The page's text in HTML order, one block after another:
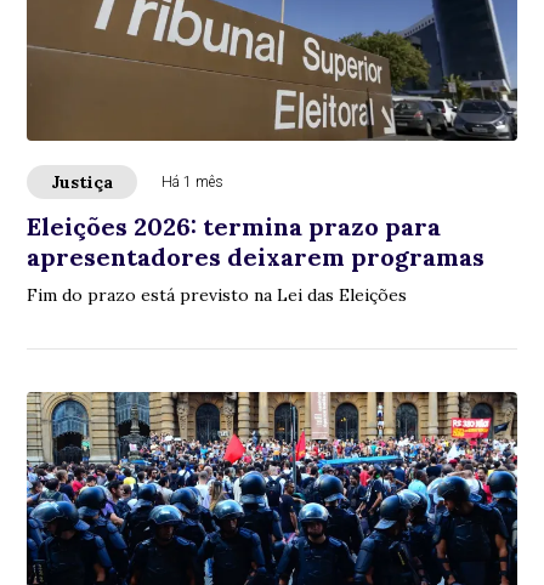
Justiça Há 1 mês
Eleições 2026: termina prazo para
apresentadores deixarem programas
Fim do prazo está previsto na Lei das Eleições